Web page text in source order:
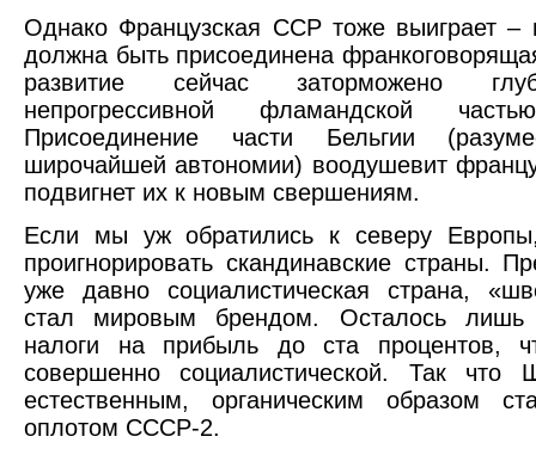
Однако Французская ССР тоже выиграет
должна быть присоединена
развитие сейчас заторможено
непрогрессивной фламандской
Присоединение части Бельгии
широчайшей автономии) воодушевит
подвигнет их к новым свершениям.
Если мы уж обратились к северу
проигнорировать скандинавские страны.
уже давно социалистическая страна,
стал мировым брендом. Осталось лишь
налоги на прибыль до ста процентов,
совершенно социалистической. Так что
естественным, органическим образом
оплотом СССР-2.